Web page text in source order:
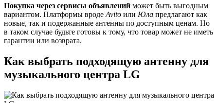
Покупка через сервисы объявлений может быть выгодным
вариантом. Платформы вроде Avito или Юла предлагают как
новые, так и подержанные антенны по доступным ценам. Но
в таком случае будьте готовы к тому, что товар может не иметь
гарантии или возврата.
Как выбрать подходящую антенну для
музыкального центра LG